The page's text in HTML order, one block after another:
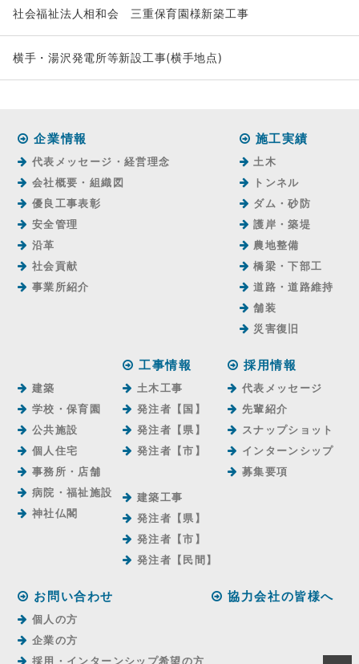
社会福祉法人相和会 三重保育園様新築工事
横手・湯沢発電所等新設工事(横手地点)
企業情報
代表メッセージ・経営理念
会社概要・組織図
優良工事表彰
安全管理
沿革
社会貢献
事業所紹介
施工実績
土木
トンネル
ダム・砂防
護岸・築堤
農地整備
橋梁・下部工
道路・道路維持
舗装
災害復旧
建築
学校・保育園
公共施設
個人住宅
事務所・店舗
病院・福祉施設
神社仏閣
工事情報
土木工事
発注者【国】
発注者【県】
発注者【市】
建築工事
発注者【県】
発注者【市】
発注者【⺠間】
採用情報
代表メッセージ
先輩紹介
スナップショット
インターンシップ
募集要項
お問い合わせ
個人の方
企業の方
採用・インターンシップ希望の方
協力会社の皆様へ